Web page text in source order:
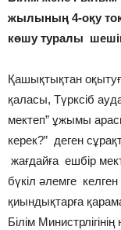
жылының 4-оқу
көшу туралы
Қашықтықтан
қаласы, Түрксіб
мектеп” ұжымы
керек?” деген
жағдайға ешбір
бүкіл әлемге
қиындықтарға
Білім